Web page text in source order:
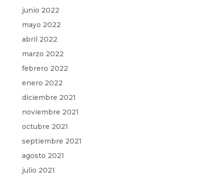
junio 2022
mayo 2022
abril 2022
marzo 2022
febrero 2022
enero 2022
diciembre 2021
noviembre 2021
octubre 2021
septiembre 2021
agosto 2021
julio 2021